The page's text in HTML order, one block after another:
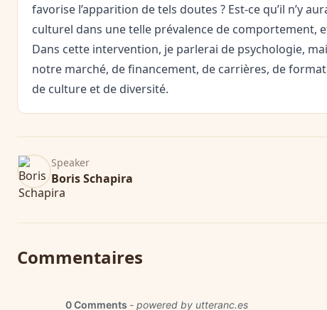
favorise l’apparition de tels doutes ? Est-ce qu’il n’y
culturel dans une telle prévalence de comportement,
Dans cette intervention, je parlerai de psychologie,
notre marché, de financement, de carrières, de
de culture et de diversité.
Speaker
Boris Schapira
Commentaires